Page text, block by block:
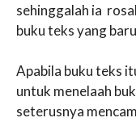
sehinggalah ia
buku teks yang
Apabila buku teks
untuk menelaah
seterusnya